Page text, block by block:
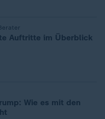
Auftritte im Überblick
Wie es mit den